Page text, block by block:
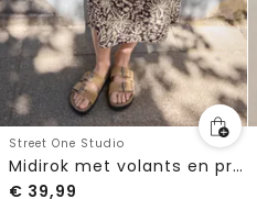
Street One Studio
Midirok met volants en print
€ 39,99